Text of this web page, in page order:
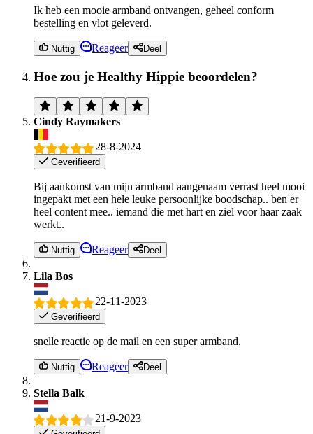
Ik heb een mooie armband ontvangen, geheel conform
bestelling en vlot geleverd.
Nuttig Reageer Deel
Hoe zou je Healthy Hippie beoordelen?
Cindy Raymakers
28-8-2024
Geverifieerd
Bij aankomst van mijn armband aangenaam verrast heel mooi
ingepakt met een hele leuke persoonlijke boodschap.. ben er
heel content mee.. iemand die met hart en ziel voor haar zaak
werkt..
Nuttig Reageer Deel
Lila Bos
22-11-2023
Geverifieerd
snelle reactie op de mail en een super armband.
Nuttig Reageer Deel
Stella Balk
21-9-2023